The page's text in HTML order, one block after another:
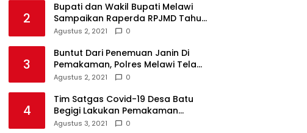
2
Bupati dan Wakil Bupati Melawi
Sampaikan Raperda RPJMD Tahun
2021-2026 ke DPRD
Agustus 2, 2021 0
3
Buntut Dari Penemuan Janin Di
Pemakaman, Polres Melawi Telah
Tetapkan 4 Tersangka
Agustus 2, 2021 0
4
Tim Satgas Covid-19 Desa Batu
Begigi Lakukan Pemakaman
Pasien Covid-19 Sesuai Prokes
Agustus 3, 2021 0